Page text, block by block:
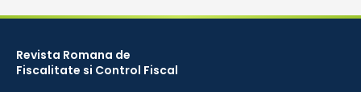
Revista Romana de
Fiscalitate si Control Fiscal